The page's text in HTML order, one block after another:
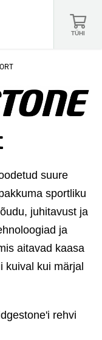
TÜHI
suure
sportliku
juhitavust ja
ja
aitavad kaasa
kuival kui märjal
rehvi